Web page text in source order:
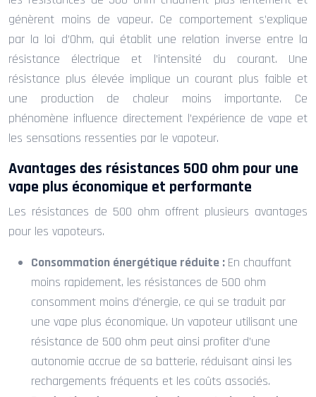
génèrent moins de vapeur. Ce comportement s’explique
par la loi d’Ohm, qui établit une relation inverse entre la
résistance électrique et l’intensité du courant. Une
résistance plus élevée implique un courant plus faible et
une production de chaleur moins importante. Ce
phénomène influence directement l’expérience de vape et
les sensations ressenties par le vapoteur.
Avantages des résistances 500 ohm pour une
vape plus économique et performante
Les résistances de 500 ohm offrent plusieurs avantages
pour les vapoteurs.
Consommation énergétique réduite : En chauffant
moins rapidement, les résistances de 500 ohm
consomment moins d’énergie, ce qui se traduit par
une vape plus économique. Un vapoteur utilisant une
résistance de 500 ohm peut ainsi profiter d’une
autonomie accrue de sa batterie, réduisant ainsi les
rechargements fréquents et les coûts associés.